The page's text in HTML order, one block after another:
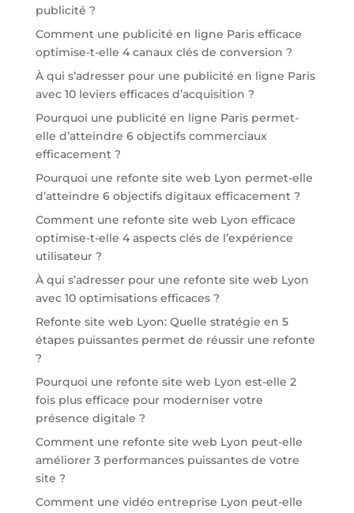
publicité ?
Comment une publicité en ligne Paris efficace
optimise-t-elle 4 canaux clés de conversion ?
À qui s’adresser pour une publicité en ligne Paris
avec 10 leviers efficaces d’acquisition ?
Pourquoi une publicité en ligne Paris permet-
elle d’atteindre 6 objectifs commerciaux
efficacement ?
Pourquoi une refonte site web Lyon permet-elle
d’atteindre 6 objectifs digitaux efficacement ?
Comment une refonte site web Lyon efficace
optimise-t-elle 4 aspects clés de l’expérience
utilisateur ?
À qui s’adresser pour une refonte site web Lyon
avec 10 optimisations efficaces ?
Refonte site web Lyon: Quelle stratégie en 5
étapes puissantes permet de réussir une refonte
?
Pourquoi une refonte site web Lyon est-elle 2
fois plus efficace pour moderniser votre
présence digitale ?
Comment une refonte site web Lyon peut-elle
améliorer 3 performances puissantes de votre
site ?
Comment une vidéo entreprise Lyon peut-elle